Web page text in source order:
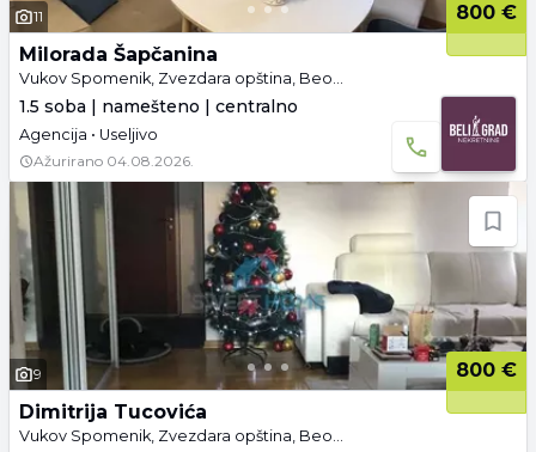
11
800 €
Milorada Šapčanina
Vukov Spomenik, Zvezdara opština, Beograd
1.5 soba | namešteno | centralno
Agencija • Useljivo
Ažurirano 04.08.2026.
9
800 €
Dimitrija Tucovića
Vukov Spomenik, Zvezdara opština, Beograd